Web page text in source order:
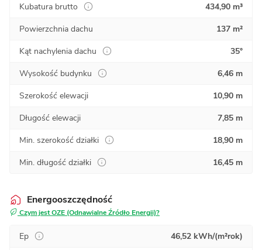
Kubatura brutto
434,90 m³
Powierzchnia dachu
137 m²
Kąt nachylenia dachu
35°
Wysokość budynku
6,46 m
Szerokość elewacji
10,90 m
Długość elewacji
7,85 m
Min. szerokość działki
18,90 m
Min. długość działki
16,45 m
Energooszczędność
Czym jest OZE (Odnawialne Źródło Energii)?
Ep
46,52 kWh/(m²rok)